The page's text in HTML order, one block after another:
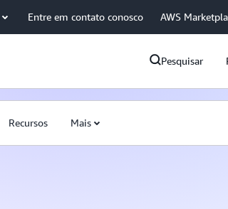
Entre em contato conosco AWS
Pesquisar
Recursos Mais